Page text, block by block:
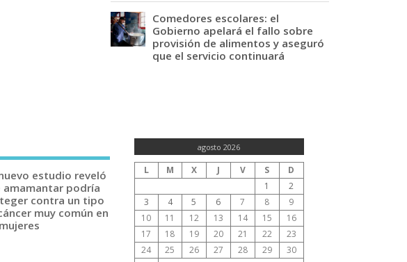
Comedores escolares: el
Gobierno apelará el fallo sobre
provisión de alimentos y aseguró
que el servicio continuará
estudio reveló
amamantar podría
contra un tipo
muy común en
agosto 2026
L M X J V S
D
1
2
3
4 5 6 7 8
9
10
11 12 13 14 15
16
17
18 19 20 21 22
23
24
25 26 27 28 29
30